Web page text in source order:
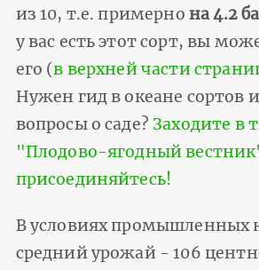
из 10, т.е. примерно на 4.2
у вас есть этот сорт, вы
его (в верхней части
Нужен гид в океане сортов
вопросы о саде? Заходите в
"Плодово-ягодный
присоединяйтесь!
В условиях промышленных
средний урожай - 106